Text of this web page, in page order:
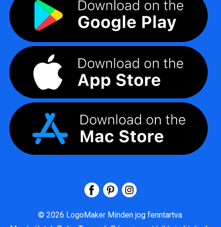
© 2026 LogoMaker Minden jog fenntartva.